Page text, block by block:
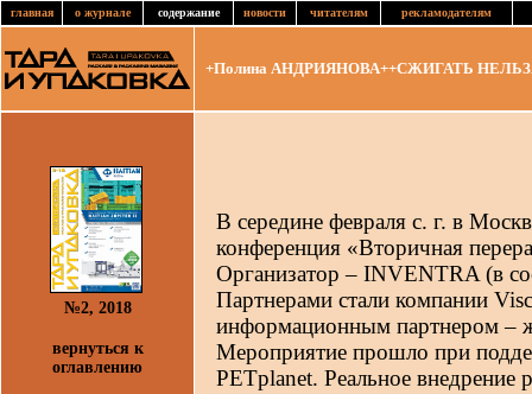
главная о журнале содержание новости читателям рекламодателям
+Полина АНДРИЯНОВА++СЖИГАТЬ
№2, 2018
вернуться к
оглавлению
В середине февраля с. г. в
конференция «Вторичная
Организатор – INVENTRA (в
Партнерами стали компании
информационным партнером –
Мероприятие прошло при
PETplanet. Реальное внедрение